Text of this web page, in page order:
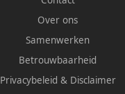
Over ons
Samenwerken
Betrouwbaarheid
Privacybeleid & Disclaimer